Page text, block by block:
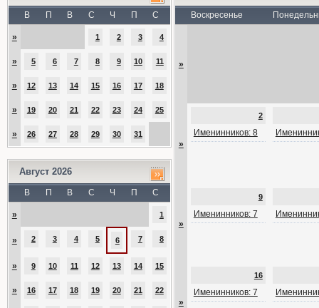
В П В С Ч П С
» 1 2 3 4
» 5 6 7 8 9 10 11
» 12 13 14 15 16 17 18
» 19 20 21 22 23 24 25
» 26 27 28 29 30 31
Август 2026
В П В С Ч П С
» 1
» 2 3 4 5 6 7 8
» 9 10 11 12 13 14 15
» 16 17 18 19 20 21 22
Воскресенье
»
»
2
Именинников: 8
»
9
Именинников: 7
»
16
Именинников: 7